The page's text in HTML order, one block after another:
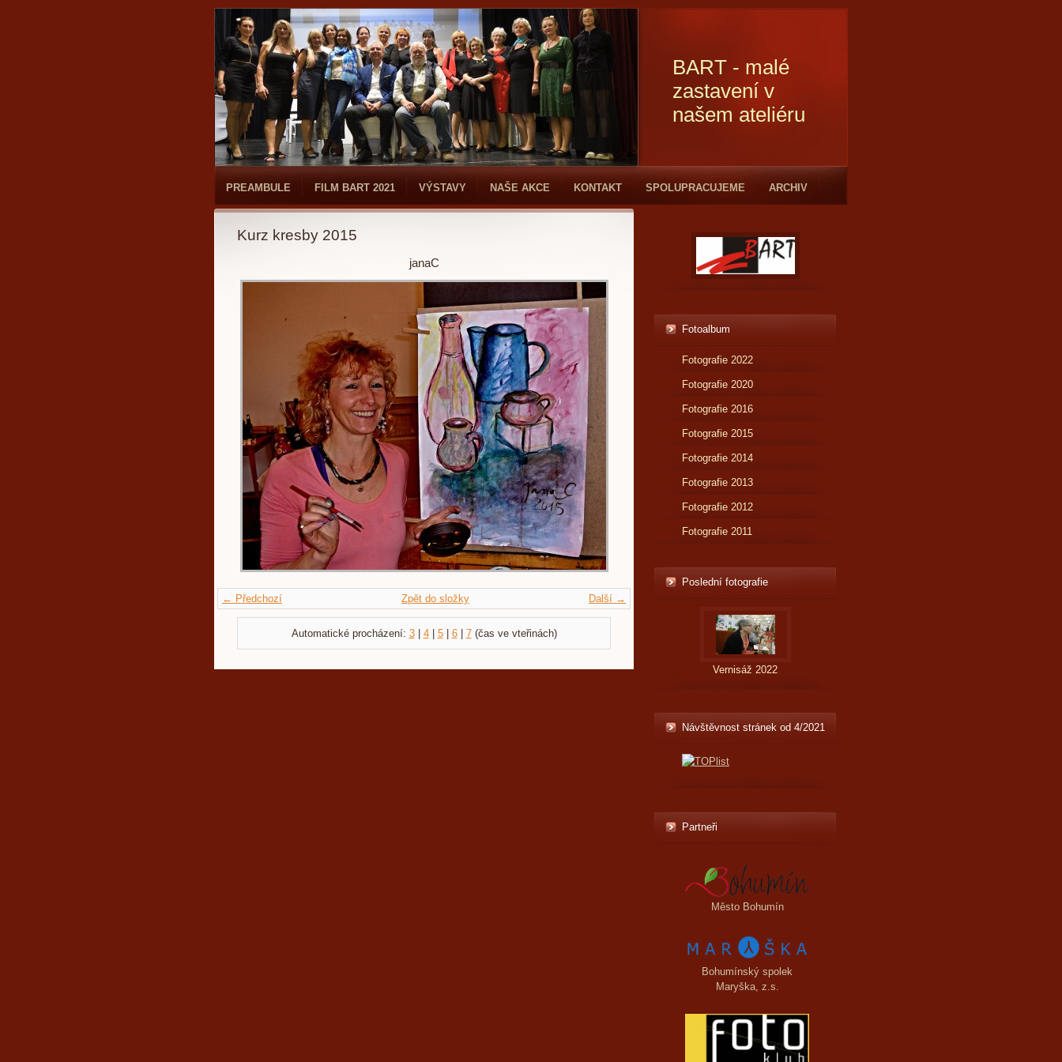
BART - malé
zastavení v
našem ateliéru
PREAMBULE FILM BART 2021 VÝSTAVY NAŠE AKCE KONTAKT SPOLUPRACUJEME ARCHIV
Kurz kresby 2015
janaC
← Předchozí Další →
Zpět do složky
Automatické procházení: 3| 4| 5| 6| 7(čas ve vteřinách)
Fotoalbum
Fotografie 2022
Fotografie 2020
Fotografie 2016
Fotografie 2015
Fotografie 2014
Fotografie 2013
Fotografie 2012
Fotografie 2011
Poslední fotografie
Vernisáž 2022
Návštěvnost stránek od 4/2021
Partneři
Město Bohumín
Bohumínský spolek
Maryška, z.s.